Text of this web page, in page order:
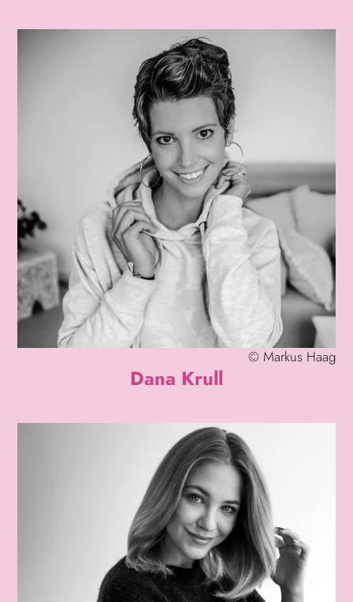
© Markus Haag
Dana Krull